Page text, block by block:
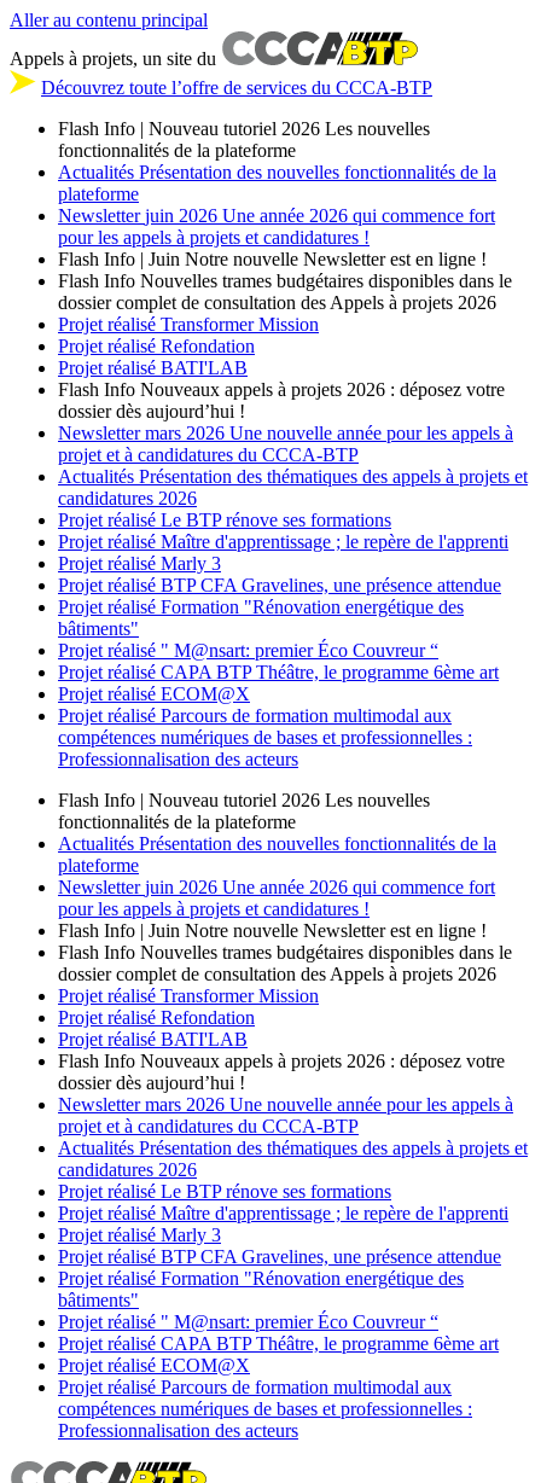
Aller au contenu principal
Appels à projets, un site du
Découvrez toute l’offre de services du CCCA-BTP
Flash Info | Nouveau tutoriel 2026 Les nouvelles
fonctionnalités de la plateforme
Actualités Présentation des nouvelles fonctionnalités de la
plateforme
Newsletter juin 2026 Une année 2026 qui commence fort
pour les appels à projets et candidatures !
Flash Info | Juin Notre nouvelle Newsletter est en ligne !
Flash Info Nouvelles trames budgétaires disponibles dans le
dossier complet de consultation des Appels à projets 2026
Projet réalisé Transformer Mission
Projet réalisé Refondation
Projet réalisé BATI'LAB
Flash Info Nouveaux appels à projets 2026 : déposez votre
dossier dès aujourd’hui !
Newsletter mars 2026 Une nouvelle année pour les appels à
projet et à candidatures du CCCA-BTP
Actualités Présentation des thématiques des appels à projets et
candidatures 2026
Projet réalisé Le BTP rénove ses formations
Projet réalisé Maître d'apprentissage ; le repère de l'apprenti
Projet réalisé Marly 3
Projet réalisé BTP CFA Gravelines, une présence attendue
Projet réalisé Formation "Rénovation energétique des
bâtiments"
Projet réalisé " M@nsart: premier Éco Couvreur “
Projet réalisé CAPA BTP Théâtre, le programme 6ème art
Projet réalisé ECOM@X
Projet réalisé Parcours de formation multimodal aux
compétences numériques de bases et professionnelles :
Professionnalisation des acteurs
Flash Info | Nouveau tutoriel 2026 Les nouvelles
fonctionnalités de la plateforme
Actualités Présentation des nouvelles fonctionnalités de la
plateforme
Newsletter juin 2026 Une année 2026 qui commence fort
pour les appels à projets et candidatures !
Flash Info | Juin Notre nouvelle Newsletter est en ligne !
Flash Info Nouvelles trames budgétaires disponibles dans le
dossier complet de consultation des Appels à projets 2026
Projet réalisé Transformer Mission
Projet réalisé Refondation
Projet réalisé BATI'LAB
Flash Info Nouveaux appels à projets 2026 : déposez votre
dossier dès aujourd’hui !
Newsletter mars 2026 Une nouvelle année pour les appels à
projet et à candidatures du CCCA-BTP
Actualités Présentation des thématiques des appels à projets et
candidatures 2026
Projet réalisé Le BTP rénove ses formations
Projet réalisé Maître d'apprentissage ; le repère de l'apprenti
Projet réalisé Marly 3
Projet réalisé BTP CFA Gravelines, une présence attendue
Projet réalisé Formation "Rénovation energétique des
bâtiments"
Projet réalisé " M@nsart: premier Éco Couvreur “
Projet réalisé CAPA BTP Théâtre, le programme 6ème art
Projet réalisé ECOM@X
Projet réalisé Parcours de formation multimodal aux
compétences numériques de bases et professionnelles :
Professionnalisation des acteurs